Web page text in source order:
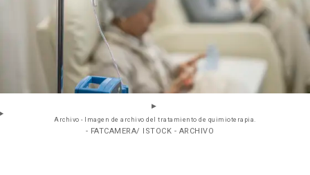
Archivo - Imagen de archivo del tratamiento de quimioterapia.
- FATCAMERA/ ISTOCK - ARCHIVO